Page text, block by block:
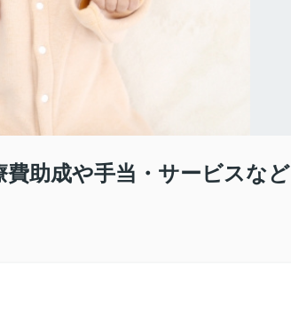
助成や手当・サービスなど